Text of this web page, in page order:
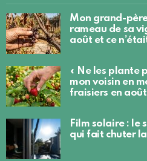
Mon grand-
rameau de sa
août et ce
« Ne les plante
mon voisin en
fraisiers en août
Film solaire : le
qui fait chuter